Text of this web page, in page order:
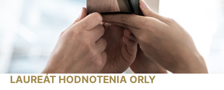
LAUREÁT HODNOTENIA ORLY